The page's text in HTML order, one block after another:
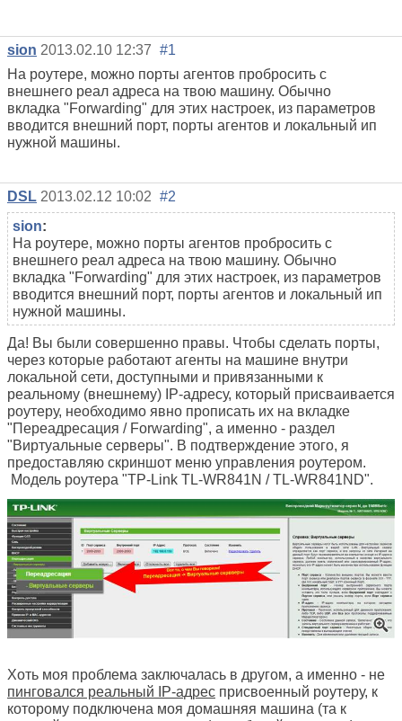
sion 2013.02.10 12:37 #1
На роутере, можно порты агентов пробросить с
внешнего реал адреса на твою машину. Обычно
вкладка "Forwarding" для этих настроек, из параметров
вводится внешний порт, порты агентов и локальный ип
нужной машины.
DSL 2013.02.12 10:02 #2
sion:
На роутере, можно порты агентов пробросить с
внешнего реал адреса на твою машину. Обычно
вкладка "Forwarding" для этих настроек, из параметров
вводится внешний порт, порты агентов и локальный ип
нужной машины.
Да! Вы были совершенно правы. Чтобы сделать порты,
через которые работают агенты на машине внутри
локальной сети, доступными и привязанными к
реальному (внешнему) IP-адресу, который присваивается
роутеру, необходимо явно прописать их на вкладке
"Переадресация / Forwarding", а именно - раздел
"Виртуальные серверы". В подтверждение этого, я
предоставляю скриншот меню управления роутером.
Модель роутера "TP-Link TL-WR841N / TL-WR841ND".
Хоть моя проблема заключалась в другом, а именно - не
пинговался реальный IP-адрес присвоенный роутеру, к
которому подключена моя домашняя машина (та к